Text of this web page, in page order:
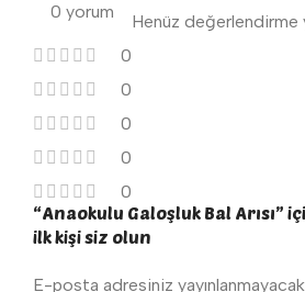
0 yorum
0
0
0
0
0
Henüz değerlendirme
“Anaokulu Galoşluk Bal Arısı”
ilk kişi siz olun
E-posta adresiniz